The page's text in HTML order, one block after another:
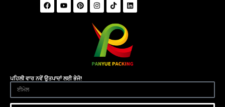
ਪਹਿਲੀ ਵਾਰ ਨਵੇਂ ਉਤਪਾਦਾਂ ਲਈ ਭੇਜੋ!